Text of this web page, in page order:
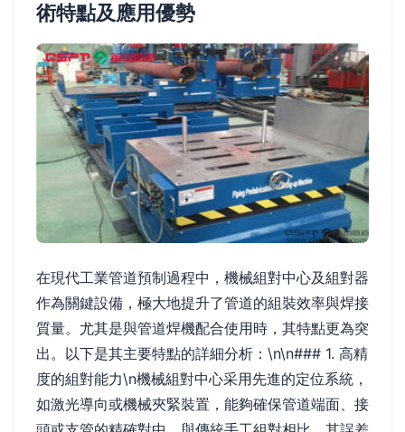
術特點及應用優勢
在現代工業管道預制過程中，機械組對中心及組對器
作為關鍵設備，極大地提升了管道的組裝效率與焊接
質量。尤其是與管道焊機配合使用時，其特點更為突
出。以下是其主要特點的詳細分析：\n\n### 1. 高精
度的組對能力\n機械組對中心采用先進的定位系統，
如激光導向或機械夾緊裝置，能夠確保管道端面、接